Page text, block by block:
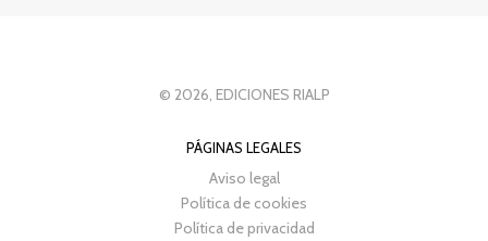
© 2026, EDICIONES RIALP
PÁGINAS LEGALES
Aviso legal
Política de cookies
Política de privacidad